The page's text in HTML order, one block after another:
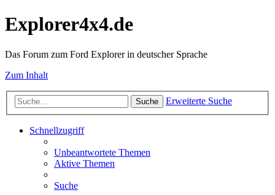
Explorer4x4.de
Das Forum zum Ford Explorer in deutscher Sprache
Zum Inhalt
Suche Erweiterte Suche
Schnellzugriff
Unbeantwortete Themen
Aktive Themen
Suche